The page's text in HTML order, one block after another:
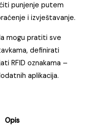
punjenje putem
i izvještavanje.
mogu pratiti sve
definirati
RFID oznakama –
aplikacija.
Opis